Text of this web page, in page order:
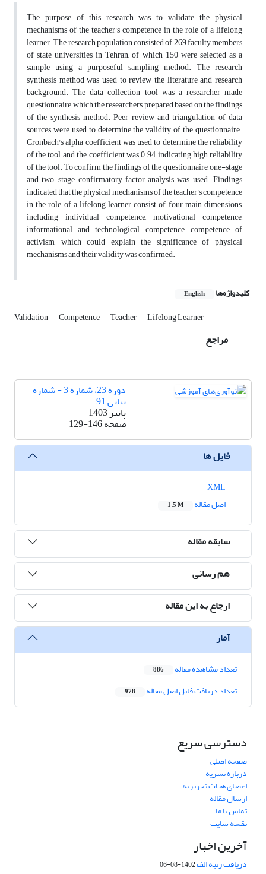
The purpose of this research was to validate the physical
mechanisms of the teacher's competence in the role of a lifelong
learner. The research population consisted of 269 faculty members
of state universities in Tehran, of which 150 were selected as a
sample using a purposeful sampling method. The research
synthesis method was used to review the literature and research
background. The data collection tool was a researcher-made
questionnaire, which the researchers prepared based on the findings
of the synthesis method. Peer review and triangulation of data
sources were used to determine the validity of the questionnaire.
Cronbach's alpha coefficient was used to determine the reliability
of the tool, and the coefficient was 0.94, indicating high reliability
of the tool. To confirm the findings of the questionnaire, one-stage
and two-stage confirmatory factor analysis was used. Findings
indicated that the physical mechanisms of the teacher's competence
in the role of a lifelong learner consist of four main dimensions,
including individual competence, motivational competence,
informational and technological competence, competence of
activism, which could explain the significance of physical
mechanisms and their validity was confirmed.
کلیدواژه‌ها English
Validation Competence Teacher Lifelong Learner
مراجع
دوره 23، شماره 3 - شماره
پیاپی 91
پاییز 1403
صفحه129-146
فایل ها
اصل مقاله
1.5 M
سابقه مقاله
هم رسانی
ارجاع به این مقاله
آمار
تعداد مشاهده مقاله 886
تعداد دریافت فایل اصل مقاله 978
دسترسی سریع
صفحه اصلی
درباره نشریه
اعضای هیات تحریریه
ارسال مقاله
تماس با ما
نقشه سایت
آخرین اخبار
دریافت رتبه الف1402-08-06